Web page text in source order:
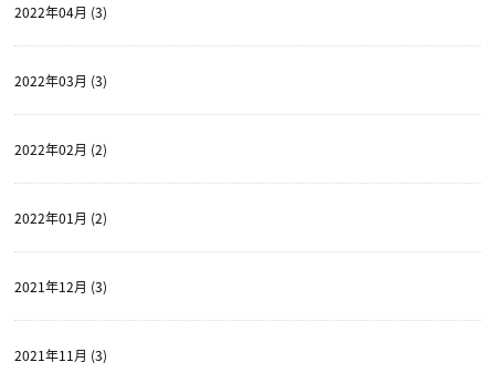
2022年04月 (3)
2022年03月 (3)
2022年02月 (2)
2022年01月 (2)
2021年12月 (3)
2021年11月 (3)